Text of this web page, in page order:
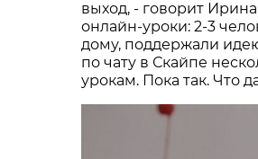
выход, - говорит
онлайн-уроки: 2-3
дому, поддержали
по чату в Скайпе
урокам. Пока так. Что